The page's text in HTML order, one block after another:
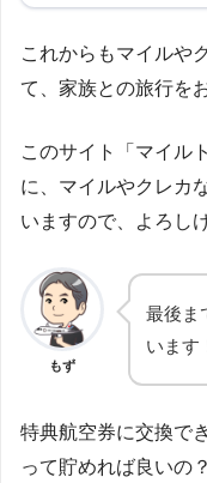
これからもマイルや
て、家族との旅行を
このサイト「マイル
に、マイルやクレカ
いますので、よろし
もず
最後ま
います
特典航空券に交換で
って貯めれば良いの